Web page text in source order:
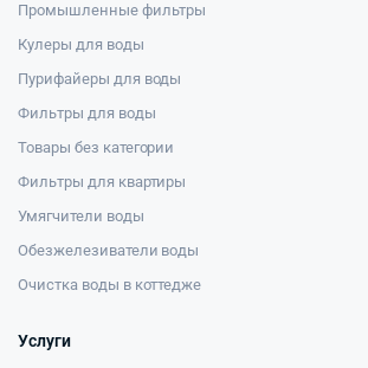
Промышленные фильтры
Кулеры для воды
Пурифайеры для воды
Фильтры для воды
Товары без категории
Фильтры для квартиры
Умягчители воды
Обезжелезиватели воды
Очистка воды в коттедже
Услуги